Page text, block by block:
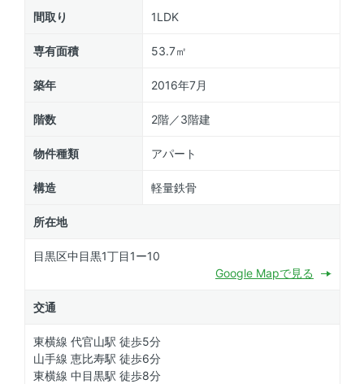
間取り 1LDK
専有面積 53.7㎡
築年 2016年7月
階数 2階／3階建
物件種類 アパート
構造 軽量鉄骨
所在地
目黒区中目黒1丁目1ー10
Google Mapで見る
交通
東横線 代官山駅 徒歩5分
山手線 恵比寿駅 徒歩6分
東横線 中目黒駅 徒歩8分